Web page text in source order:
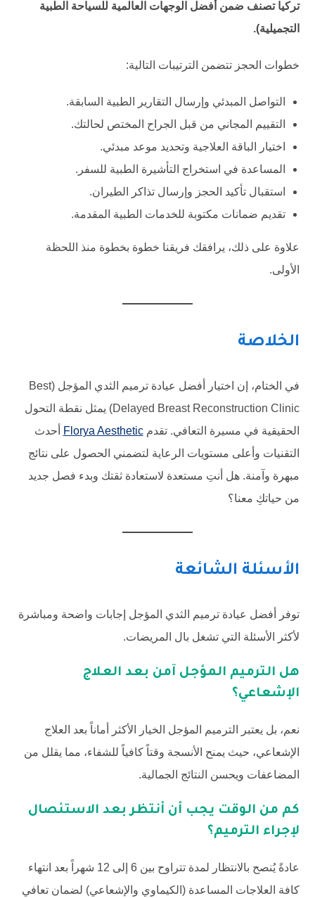
تركيا تصنف ضمن أفضل الوجهات العالمية للسياحة الطبية
التجميلية).
خطوات الحجز تتضمن الترتيبات التالية:
التواصل المبدئي وإرسال التقارير الطبية السابقة.
التقييم المجاني من قبل الجراح المختص لحالتك.
اختيار الباقة العلاجية وتحديد موعد مبدئي.
المساعدة في استخراج التأشيرة الطبية للسفر.
استقبال تأكيد الحجز وإرسال تذاكر الطيران.
تقديم ضمانات مكتوبة للخدمات الطبية المقدمة.
علاوة على ذلك، يرافقك فريقنا خطوة بخطوة منذ اللحظة
الأولى.
الخلاصة
في الختام، إن اختيار أفضل عيادة ترميم الثدي المؤجل (Best
Delayed Breast Reconstruction Clinic) يمثل نقطة التحول
الحقيقية في مسيرة التعافي. تقدمFlorya Aesthetic
أحدث
التقنيات وأعلى مستويات الرعاية لتضمني الحصول على نتائج
مبهرة وآمنة. هل أنتِ مستعدة لاستعادة ثقتك وبدء فصل جديد
من حياتكِ معنا؟
الأسئلة الشائعة
توفر أفضل عيادة ترميم الثدي المؤجل إجابات واضحة ومباشرة
لأكثر الأسئلة التي تشغل بال المريضات.
هل الترميم المؤجل آمن بعد العلاج
الإشعاعي؟
نعم، بل يعتبر الترميم المؤجل الخيار الأكثر أماناً بعد العلاج
الإشعاعي، حيث يمنح الأنسجة وقتاً كافياً للشفاء، مما يقلل من
المضاعفات ويحسن النتائج الجمالية.
كم من الوقت يجب أن أنتظر بعد الاستئصال
لإجراء الترميم؟
عادةً يُنصح بالانتظار لمدة تتراوح بين 6 إلى 12 شهراً بعد انتهاء
كافة العلاجات المساعدة (الكيماوي والإشعاعي) لضمان تعافي